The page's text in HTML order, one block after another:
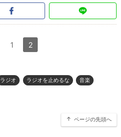
1 2
ラジオ ラジオを止めるな 音楽
ページの先頭へ